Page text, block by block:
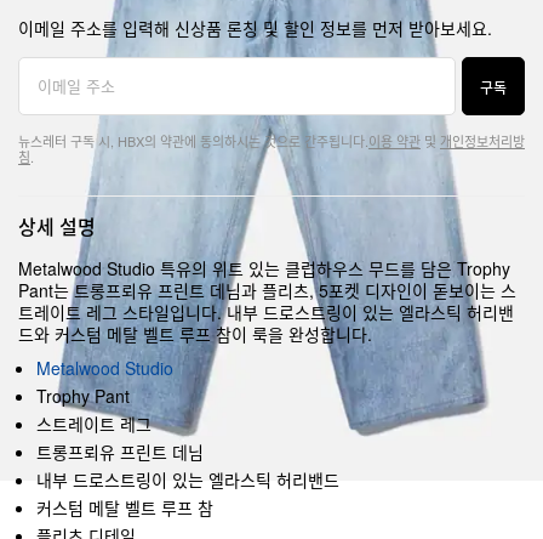
이메일 주소를 입력해 신상품 론칭 및 할인 정보를 먼저 받아보세요.
구독
뉴스레터 구독 시, HBX의 약관에 동의하시는 것으로 간주됩니다. 이용 약관 및 개인정보처리방
침
상세 설명
Metalwood Studio 특유의 위트 있는 클럽하우스 무드를 담은 Trophy
Pant는 트롱프뢰유 프린트 데님과 플리츠, 5포켓 디자인이 돋보이는 스
트레이트 레그 스타일입니다. 내부 드로스트링이 있는 엘라스틱 허리밴
드와 커스텀 메탈 벨트 루프 참이 룩을 완성합니다.
Metalwood Studio
Trophy Pant
스트레이트 레그
트롱프뢰유 프린트 데님
내부 드로스트링이 있는 엘라스틱 허리밴드
커스텀 메탈 벨트 루프 참